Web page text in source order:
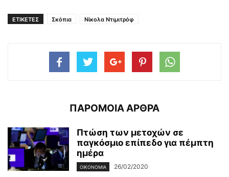
ΕΤΙΚΕΤΕΣ Σκόπια Νίκολα Ντιμιτρόφ
ΠΑΡΟΜΟΙΑ ΑΡΘΡΑ
Πτώση των μετοχών σε
παγκόσμιο επίπεδο για πέμπτη
ημέρα
ΟΙΚΟΝΟΜΊΑ 26/02/2020